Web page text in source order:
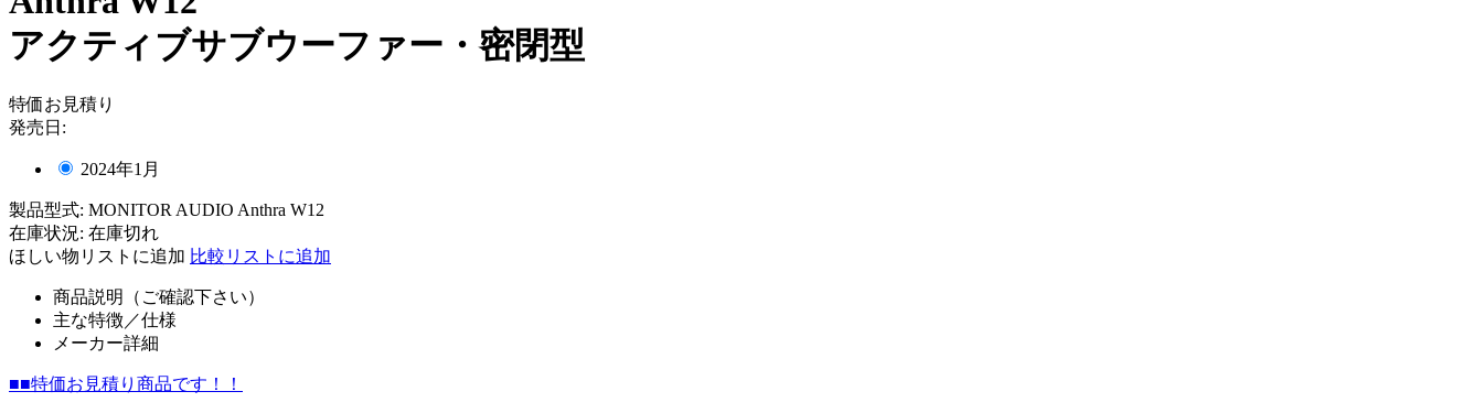
アクティブサブウーファー・密閉型
特価お見積り
発売日:
2024年1月
製品型式: MONITOR AUDIO Anthra W12
在庫状況: 在庫切れ
ほしい物リストに追加 比較リストに追加
商品説明（ご確認下さい）
主な特徴／仕様
メーカー詳細
■■特価お見積り商品です！！